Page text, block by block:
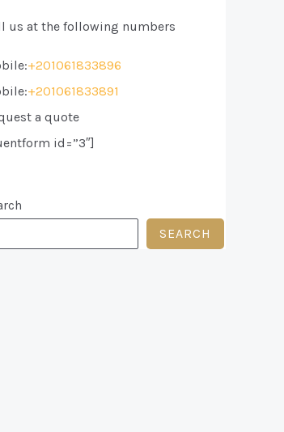
us at the following numbers
+201061833896
+201061833891
a quote
id=”3″]
SEARCH